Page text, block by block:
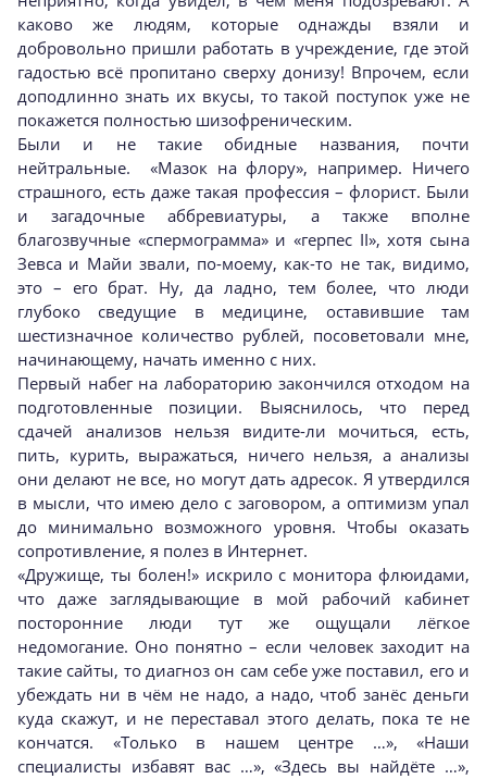
каково же людям, которые однажды взяли и
добровольно пришли работать в учреждение, где этой
гадостью всё пропитано сверху донизу! Впрочем, если
доподлинно знать их вкусы, то такой поступок уже не
покажется полностью шизофреническим.
Были и не такие обидные названия, почти
нейтральные. «Мазок на флору», например. Ничего
страшного, есть даже такая профессия – флорист. Были
и загадочные аббревиатуры, а также вполне
благозвучные «спермограмма» и «герпес II», хотя сына
Зевса и Майи звали, по-моему, как-то не так, видимо,
это – его брат. Ну, да ладно, тем более, что люди
глубоко сведущие в медицине, оставившие там
шестизначное количество рублей, посоветовали мне,
начинающему, начать именно с них.
Первый набег на лабораторию закончился отходом на
подготовленные позиции. Выяснилось, что перед
сдачей анализов нельзя видите-ли мочиться, есть,
пить, курить, выражаться, ничего нельзя, а анализы
они делают не все, но могут дать адресок. Я утвердился
в мысли, что имею дело с заговором, а оптимизм упал
до минимально возможного уровня. Чтобы оказать
сопротивление, я полез в Интернет.
«Дружище, ты болен!» искрило с монитора флюидами,
что даже заглядывающие в мой рабочий кабинет
посторонние люди тут же ощущали лёгкое
недомогание. Оно понятно – если человек заходит на
такие сайты, то диагноз он сам себе уже поставил, его и
убеждать ни в чём не надо, а надо, чтоб занёс деньги
куда скажут, и не переставал этого делать, пока те не
кончатся. «Только в нашем центре …», «Наши
специалисты избавят вас …», «Здесь вы найдёте …»,